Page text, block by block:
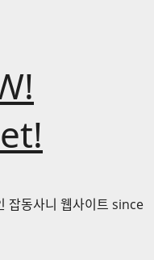
잡동사니 웹사이트 since